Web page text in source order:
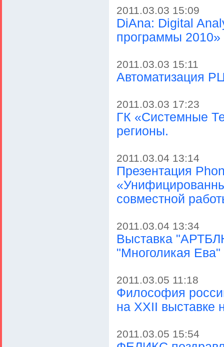
2011.03.03 15:09
DiAna: Digital
программы 2010»
2011.03.03 15:11
Автоматизация
2011.03.03 17:23
ГК «Системные
регионы.
2011.03.04 13:14
Презентация
совместной
2011.03.04 13:34
Выставка
"Многоликая Ева"
2011.03.05 11:18
Философия
на XXII выставке
2011.03.05 15:54